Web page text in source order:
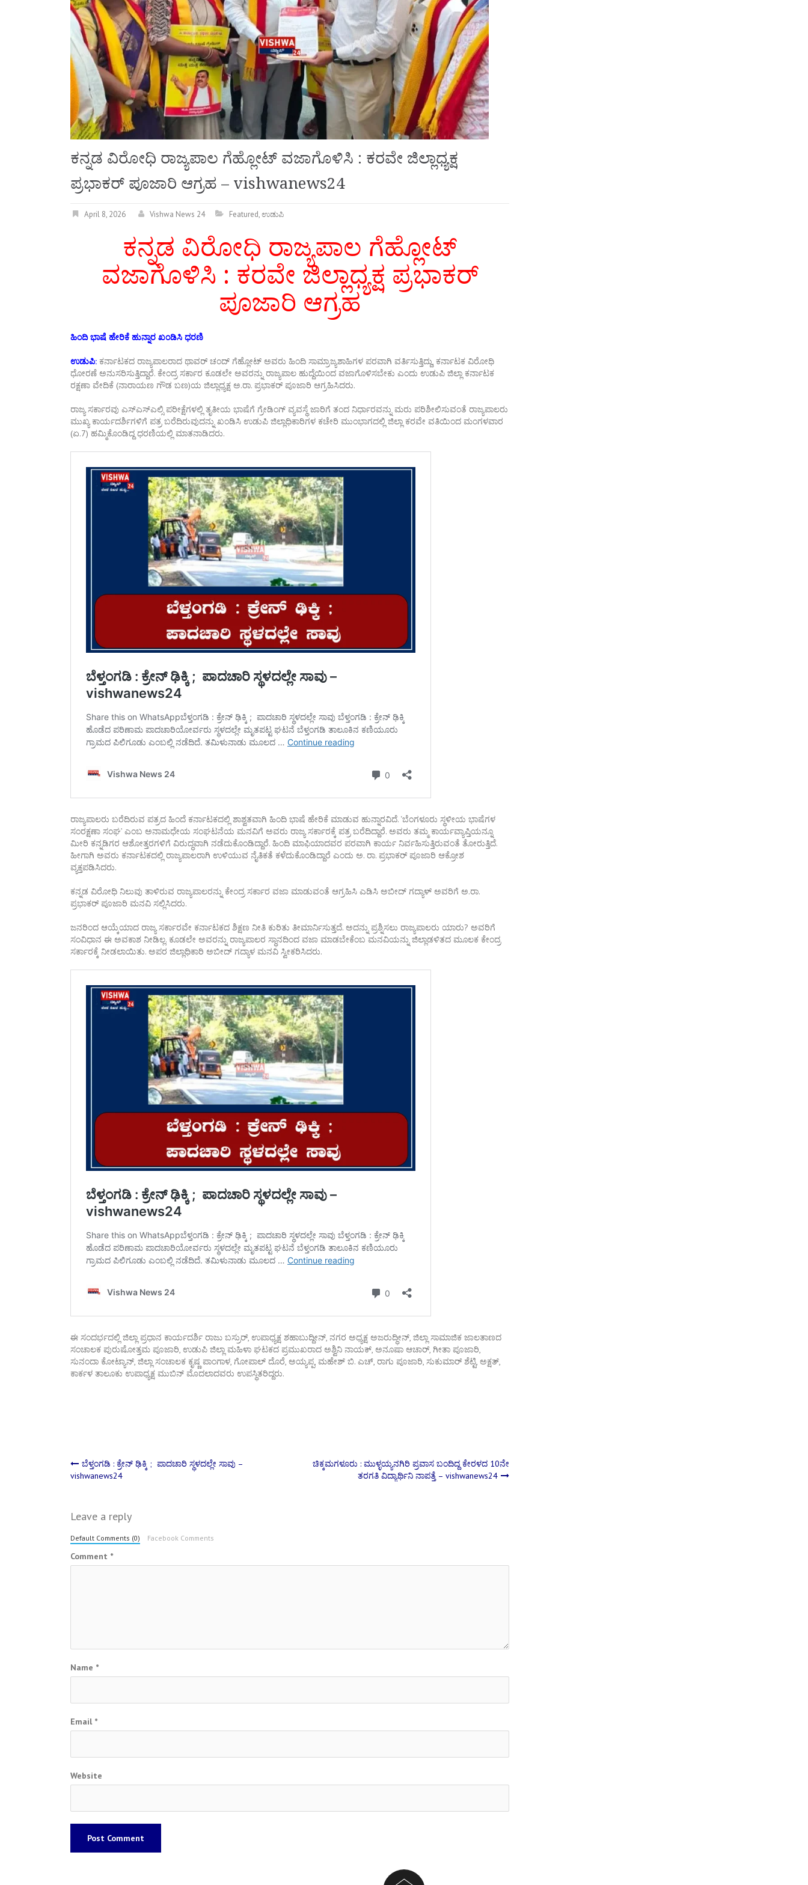
ಕನ್ನಡ ವಿರೋಧಿ ರಾಜ್ಯಪಾಲ ಗೆಹ್ಲೋಟ್ ವಜಾಗೊಳಿಸಿ : ಕರವೇ ಜಿಲ್ಲಾಧ್ಯಕ್ಷ
ಪ್ರಭಾಕರ್ ಪೂಜಾರಿ ಆಗ್ರಹ – vishwanews24
April 8, 2026 Vishwa News 24 Featured,ಉಡುಪಿ
ಕನ್ನಡ ವಿರೋಧಿ ರಾಜ್ಯಪಾಲ ಗೆಹ್ಲೋಟ್
ವಜಾಗೊಳಿಸಿ : ಕರವೇ ಜಿಲ್ಲಾಧ್ಯಕ್ಷ ಪ್ರಭಾಕರ್
ಪೂಜಾರಿ ಆಗ್ರಹ
ಹಿಂದಿ ಭಾಷೆ ಹೇರಿಕೆ ಹುನ್ನಾರ ಖಂಡಿಸಿ ಧರಣಿ
ಉಡುಪಿ: ಕರ್ನಾಟಕದ ರಾಜ್ಯಪಾಲರಾದ ಥಾವರ್ ಚಂದ್ ಗೆಹ್ಲೋಟ್ ಅವರು ಹಿಂದಿ ಸಾಮ್ರಾಜ್ಯಶಾಹಿಗಳ ಪರವಾಗಿ ವರ್ತಿಸುತ್ತಿದ್ದು, ಕರ್ನಾಟಕ ವಿರೋಧಿ
ಧೋರಣೆ ಅನುಸರಿಸುತ್ತಿದ್ದಾರೆ. ಕೇಂದ್ರ ಸರ್ಕಾರ ಕೂಡಲೇ ಅವರನ್ನು ರಾಜ್ಯಪಾಲ ಹುದ್ದೆಯಿಂದ ವಜಾಗೊಳಿಸಬೇಕು ಎಂದು ಉಡುಪಿ ಜಿಲ್ಲಾ ಕರ್ನಾಟಕ
ರಕ್ಷಣಾ ವೇದಿಕೆ (ನಾರಾಯಣ ಗೌಡ ಬಣ)ಯ ಜಿಲ್ಲಾಧ್ಯಕ್ಷ ಅ.ರಾ. ಪ್ರಭಾಕರ್ ಪೂಜಾರಿ ಆಗ್ರಹಿಸಿದರು.
ರಾಜ್ಯ ಸರ್ಕಾರವು ಎಸ್ಎಸ್ಎಲ್ಸಿ ಪರೀಕ್ಷೆಗಳಲ್ಲಿ ತೃತೀಯ ಭಾಷೆಗೆ ಗ್ರೇಡಿಂಗ್ ವ್ಯವಸ್ಥೆ ಜಾರಿಗೆ ತಂದ ನಿರ್ಧಾರವನ್ನು ಮರು ಪರಿಶೀಲಿಸುವಂತೆ ರಾಜ್ಯಪಾಲರು
ಮುಖ್ಯ ಕಾರ್ಯದರ್ಶಿಗಳಿಗೆ ಪತ್ರ ಬರೆದಿರುವುದನ್ನು ಖಂಡಿಸಿ ಉಡುಪಿ ಜಿಲ್ಲಾಧಿಕಾರಿಗಳ ಕಚೇರಿ ಮುಂಭಾಗದಲ್ಲಿ ಜಿಲ್ಲಾ ಕರವೇ ವತಿಯಿಂದ ಮಂಗಳವಾರ
(ಏ.7) ಹಮ್ಮಿಕೊಂಡಿದ್ದ ಧರಣಿಯಲ್ಲಿ ಮಾತನಾಡಿದರು.
ರಾಜ್ಯಪಾಲರು ಬರೆದಿರುವ ಪತ್ರದ ಹಿಂದೆ ಕರ್ನಾಟಕದಲ್ಲಿ ಶಾಶ್ವತವಾಗಿ ಹಿಂದಿ ಭಾಷೆ ಹೇರಿಕೆ ಮಾಡುವ ಹುನ್ನಾರವಿದೆ. ‘ಬೆಂಗಳೂರು ಸ್ಥಳೀಯ ಭಾಷೆಗಳ
ಸಂರಕ್ಷಣಾ ಸಂಘ’ ಎಂಬ ಅನಾಮಧೇಯ ಸಂಘಟನೆಯ ಮನವಿಗೆ ಅವರು ರಾಜ್ಯ ಸರ್ಕಾರಕ್ಕೆ ಪತ್ರ ಬರೆದಿದ್ದಾರೆ. ಅವರು ತಮ್ಮ ಕಾರ್ಯವ್ಯಾಪ್ತಿಯನ್ನೂ
ಮೀರಿ ಕನ್ನಡಿಗರ ಆಶೋತ್ತರಗಳಿಗೆ ವಿರುದ್ಧವಾಗಿ ನಡೆದುಕೊಂಡಿದ್ದಾರೆ. ಹಿಂದಿ ಮಾಫಿಯಾದವರ ಪರವಾಗಿ ಕಾರ್ಯ ನಿರ್ವಹಿಸುತ್ತಿರುವಂತೆ ತೋರುತ್ತಿದೆ.
ಹೀಗಾಗಿ ಅವರು ಕರ್ನಾಟಕದಲ್ಲಿ ರಾಜ್ಯಪಾಲರಾಗಿ ಉಳಿಯುವ ನೈತಿಕತೆ ಕಳೆದುಕೊಂಡಿದ್ದಾರೆ ಎಂದು ಅ. ರಾ. ಪ್ರಭಾಕರ್ ಪೂಜಾರಿ ಆಕ್ರೋಶ
ವ್ಯಕ್ತಪಡಿಸಿದರು.
ಕನ್ನಡ ವಿರೋಧಿ ನಿಲುವು ತಾಳಿರುವ ರಾಜ್ಯಪಾಲರನ್ನು ಕೇಂದ್ರ ಸರ್ಕಾರ ವಜಾ ಮಾಡುವಂತೆ ಆಗ್ರಹಿಸಿ ಎಡಿಸಿ ಅಬೀದ್ ಗದ್ಯಾಳ್ ಅವರಿಗೆ ಅ.ರಾ.
ಪ್ರಭಾಕರ್ ಪೂಜಾರಿ ಮನವಿ ಸಲ್ಲಿಸಿದರು.
ಜನರಿಂದ ಆಯ್ಕೆಯಾದ ರಾಜ್ಯ ಸರ್ಕಾರವೇ ಕರ್ನಾಟಕದ ಶಿಕ್ಷಣ ನೀತಿ ಕುರಿತು ತೀಮಾರ್ನಿಸುತ್ತದೆ. ಅದನ್ನು ಪ್ರಶ್ನಿಸಲು ರಾಜ್ಯಪಾಲರು ಯಾರು? ಅವರಿಗೆ
ಸಂವಿಧಾನ ಈ ಅವಕಾಶ ನೀಡಿಲ್ಲ. ಕೂಡಲೇ ಅವರನ್ನು ರಾಜ್ಯಪಾಲರ ಸ್ಥಾನದಿಂದ ವಜಾ ಮಾಡಬೇಕೆಂಬ ಮನವಿಯನ್ನು ಜಿಲ್ಲಾಡಳಿತದ ಮೂಲಕ ಕೇಂದ್ರ
ಸರ್ಕಾರಕ್ಕೆ ನೀಡಲಾಯಿತು. ಅಪರ ಜಿಲ್ಲಾಧಿಕಾರಿ ಅಬೀದ್ ಗದ್ಯಾಳ ಮನವಿ ಸ್ವೀಕರಿಸಿದರು.
ಈ ಸಂದರ್ಭದಲ್ಲಿ ಜಿಲ್ಲಾ ಪ್ರಧಾನ ಕಾರ್ಯದರ್ಶಿ ರಾಜು ಬಸ್ರುರ್, ಉಪಾಧ್ಯಕ್ಷ ಶಹಾಬುದ್ದೀನ್, ನಗರ ಅಧ್ಯಕ್ಷ ಅಜರುದ್ಧೀನ್, ಜಿಲ್ಲಾ ಸಾಮಾಜಿಕ ಜಾಲತಾಣದ
ಸಂಚಾಲಕ ಪುರುಷೋತ್ತಮ ಪೂಜಾರಿ, ಉಡುಪಿ ಜಿಲ್ಲಾ ಮಹಿಳಾ ಘಟಕದ ಪ್ರಮುಖರಾದ ಅಶ್ವಿನಿ ನಾಯಕ್, ಅನೂಷಾ ಆಚಾರ್, ಗೀತಾ ಪೂಜಾರಿ,
ಸುನಂದಾ ಕೋಟ್ಯಾನ್, ಜಿಲ್ಲಾ ಸಂಚಾಲಕ ಕೃಷ್ಣ ಪಾಂಗಾಳ, ಗೋಪಾಲ್ ದೊರೆ, ಅಯ್ಯಪ್ಪ, ಮಹೇಶ್ ಬಿ. ಎಚ್, ರಾಗು ಪೂಜಾರಿ, ಸುಕುಮಾರ್ ಶೆಟ್ಟಿ, ಅಕ್ಷತ್,
ಕಾರ್ಕಳ ತಾಲೂಕು ಉಪಾಧ್ಯಕ್ಷ ಮುಬಿನ್ ಮೊದಲಾದವರು ಉಪಸ್ಥಿತರಿದ್ದರು.
Post
ಬೆಳ್ತಂಗಡಿ : ಕ್ರೇನ್ ಢಿಕ್ಕಿ ; ಪಾದಚಾರಿ ಸ್ಥಳದಲ್ಲೇ ಸಾವು –
vishwanews24
ಚಿಕ್ಕಮಗಳೂರು : ಮುಳ್ಳಯ್ಯನಗಿರಿ ಪ್ರವಾಸ ಬಂದಿದ್ದ ಕೇರಳದ 10ನೇ
ತರಗತಿ ವಿದ್ಯಾರ್ಥಿನಿ ನಾಪತ್ತೆ – vishwanews24
Leave a reply
Default Comments (0) Facebook Comments
Comment *
Name *
Email *
Website